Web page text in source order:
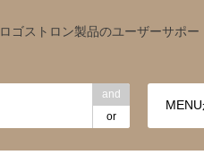
ロゴストロン製品のユーザーサポー
and
or